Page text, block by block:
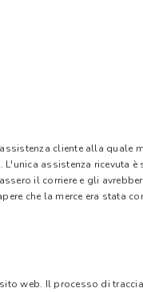
cliente alla
assistenza ricevuta
il corriere e gli
che la merce era stata
web. Il processo di